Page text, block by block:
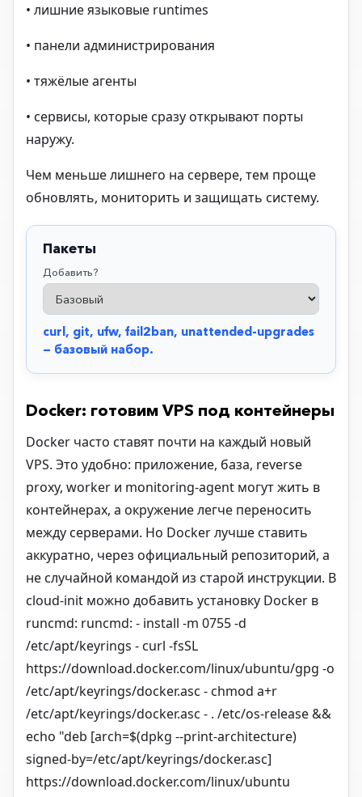
• лишние языковые runtimes
• панели администрирования
• тяжёлые агенты
• сервисы, которые сразу открывают порты
наружу.
Чем меньше лишнего на сервере, тем проще
обновлять, мониторить и защищать систему.
Пакеты
Добавить?
curl, git, ufw, fail2ban, unattended-upgrades
— базовый набор.
Docker: готовим VPS под контейнеры
Docker часто ставят почти на каждый новый
VPS. Это удобно: приложение, база, reverse
proxy, worker и monitoring-agent могут жить в
контейнерах, а окружение легче переносить
между серверами. Но Docker лучше ставить
аккуратно, через официальный репозиторий, а
не случайной командой из старой инструкции. В
cloud-init можно добавить установку Docker в
runcmd: runcmd: - install -m 0755 -d
/etc/apt/keyrings - curl -fsSL
https://download.docker.com/linux/ubuntu/gpg -o
/etc/apt/keyrings/docker.asc - chmod a+r
/etc/apt/keyrings/docker.asc - . /etc/os-release &&
echo "deb [arch=$(dpkg --print-architecture)
signed-by=/etc/apt/keyrings/docker.asc]
https://download.docker.com/linux/ubuntu